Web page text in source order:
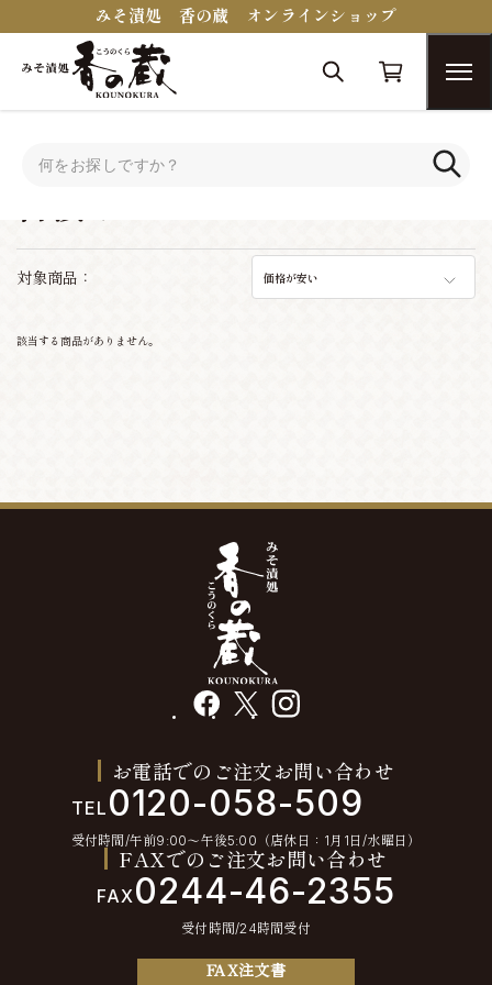
みそ漬処 香の蔵 オンラインショップ
対象商品： 価格が安い
該当する商品がありません。
facebook instagram
お電話でのご注文お問い合わせ
TEL 0120-058-509
受付時間/午前9:00〜午後5:00（店休日：1月1日/水曜日）
FAXでのご注文お問い合わせ
FAX0244-46-2355
受付時間/24時間受付
FAX注文書